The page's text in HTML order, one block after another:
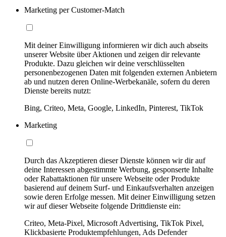
Marketing per Customer-Match
Mit deiner Einwilligung informieren wir dich auch abseits
unserer Website über Aktionen und zeigen dir relevante
Produkte. Dazu gleichen wir deine verschlüsselten
personenbezogenen Daten mit folgenden externen Anbietern
ab und nutzen deren Online-Werbekanäle, sofern du deren
Dienste bereits nutzt:
Bing, Criteo, Meta, Google, LinkedIn, Pinterest, TikTok
Marketing
Durch das Akzeptieren dieser Dienste können wir dir auf
deine Interessen abgestimmte Werbung, gesponserte Inhalte
oder Rabattaktionen für unsere Webseite oder Produkte
basierend auf deinem Surf- und Einkaufsverhalten anzeigen
sowie deren Erfolge messen. Mit deiner Einwilligung setzen
wir auf dieser Webseite folgende Drittdienste ein:
Criteo, Meta-Pixel, Microsoft Advertising, TikTok Pixel,
Klickbasierte Produktempfehlungen, Ads Defender